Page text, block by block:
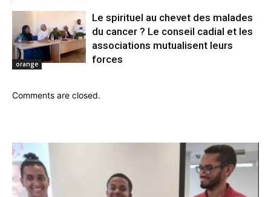
orange
Le spirituel au chevet des malades
du cancer ? Le conseil cadial et les
associations mutualisent leurs
forces
Comments are closed.